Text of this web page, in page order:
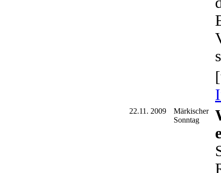
22.11. 2009
Märkischer
Sonntag